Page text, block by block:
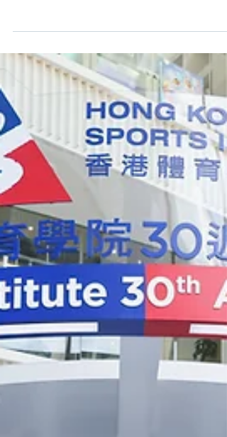
賽」決賽中作客迎戰南韓。這場比賽是港隊自2019
年以來的首場國際比賽，同時也是「十五人欖球世
界盃2023」亞洲區外圍賽。亞錦賽冠軍將晉級世界
盃亞洲區外圍賽，於7月下旬對陣...